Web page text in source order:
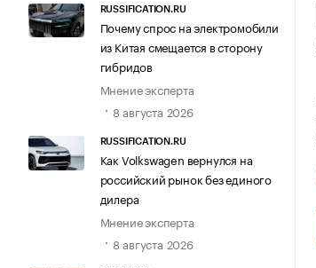
RUSSIFICATION.RU
Почему спрос на электромобили
из Китая смещается в сторону
гибридов
Мнение эксперта
8 августа 2026
RUSSIFICATION.RU
Как Volkswagen вернулся на
российский рынок без единого
дилера
Мнение эксперта
8 августа 2026